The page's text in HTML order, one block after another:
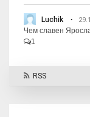
Luchik
Чем славен
1
RSS